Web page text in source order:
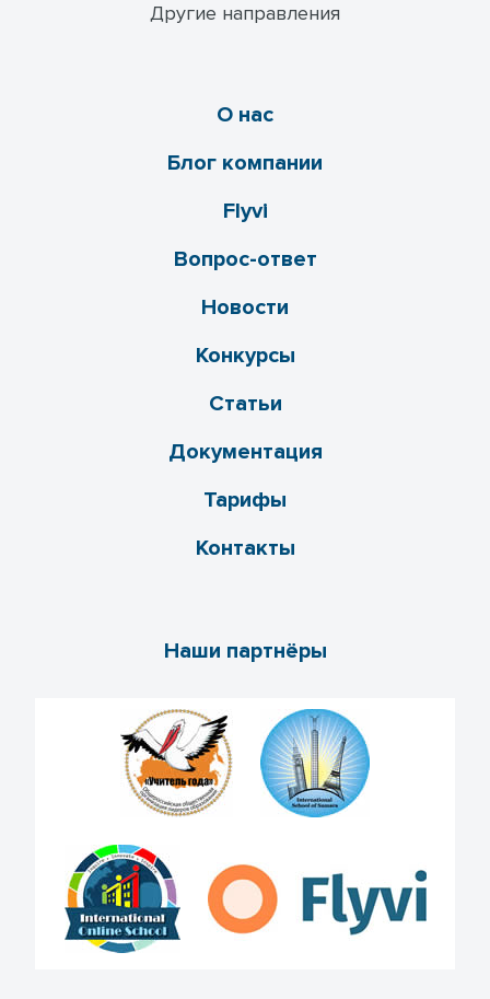
Другие направления
О нас
Блог компании
Flyvi
Вопрос-ответ
Новости
Конкурсы
Статьи
Документация
Тарифы
Контакты
Наши партнёры